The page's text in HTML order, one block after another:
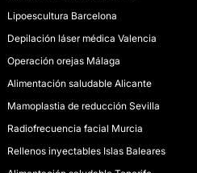
Lipoescultura Barcelona
Depilación láser médica Valencia
Operación orejas Málaga
Alimentación saludable Alicante
Mamoplastia de reducción Sevilla
Radiofrecuencia facial Murcia
Rellenos inyectables Islas Baleares